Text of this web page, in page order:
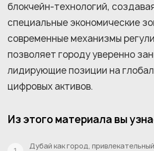
блокчейн-технологий,
специальные экономические
современные механизмы
позволяет городу уверенно
лидирующие позиции на
цифровых активов.
Из этого материала вы
Дубай как город,